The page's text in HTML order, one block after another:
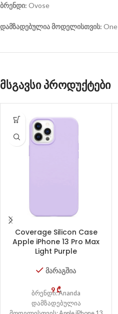
ბრენდი: Ovose
დამზადებულია მოდელისთვის:
მსგავსი პროდუქტები
Coverage Silicon Case
Apple iPhone 13 Pro Max
Light Purple
მარაგშია
9₾
ბრენდი: Ananda
დამზადებულია